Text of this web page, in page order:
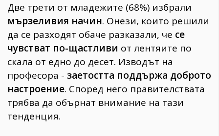
Две трети от младежите (68%) избрали
мързеливия начин. Онези, които решили
да се разходят обаче разказали, че се
чувстват по-щастливи от лентяите по
скала от едно до десет. Изводът на
професора - заетостта поддържа доброто
настроение. Според него правителствата
трябва да обърнат внимание на тази
тенденция.